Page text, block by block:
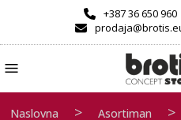
+387 36 650 960
Naslovna > Asortiman >